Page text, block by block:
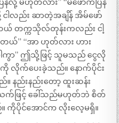
လို့ မဟုတ်လား” “မဖောက်ပြန်
ငါလည်း ဆာတဲ့အချိန် အိမ်ဖော်
တယ် တက္ကသိုလ်တုန်းကလည်း ငါ့
” “အာ ဟုတ်လား ဟား
ါကွာ” ဤသို့ဖြင့် သူမသည် ငွေလို
က်ပေးခဲ့သည်။ နောက်ပိုင်း
နည်းနည်းတော့ ထူးဆန်း
ဖြင့် ခေါ်သည်မဟုတ်ဘဲ စိတ်
။ ကိုပိုင်အောင်က လိုးလေ့မရှိ။